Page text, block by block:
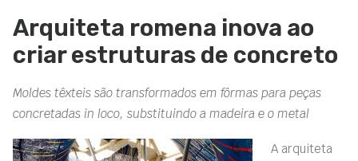
Arquiteta romena inova ao
criar estruturas de concreto
Moldes têxteis são transformados em fôrmas para peças
concretadas in loco, substituindo a madeira e o metal
A arquiteta